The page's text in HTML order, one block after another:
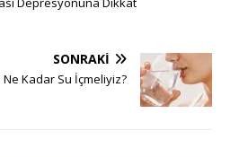
SONRAKI
Ne Kadar Su İçmeliyiz?